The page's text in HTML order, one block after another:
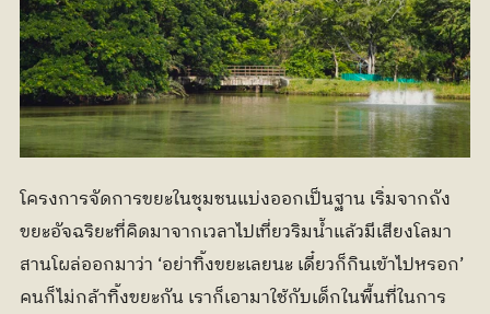
โครงการจัดการขยะในชุมชนแบ่งออกเป็นฐาน เริ่มจากถัง
ขยะอัจฉริยะที่คิดมาจากเวลาไปเที่ยวริมน้ำแล้วมีเสียงโลมา
สานโผล่ออกมาว่า ‘อย่าทิ้งขยะเลยนะ เดี๋ยวก็กินเข้าไปหรอก’
คนก็ไม่กล้าทิ้งขยะกัน เราก็เอามาใช้กับเด็กในพื้นที่ในการ